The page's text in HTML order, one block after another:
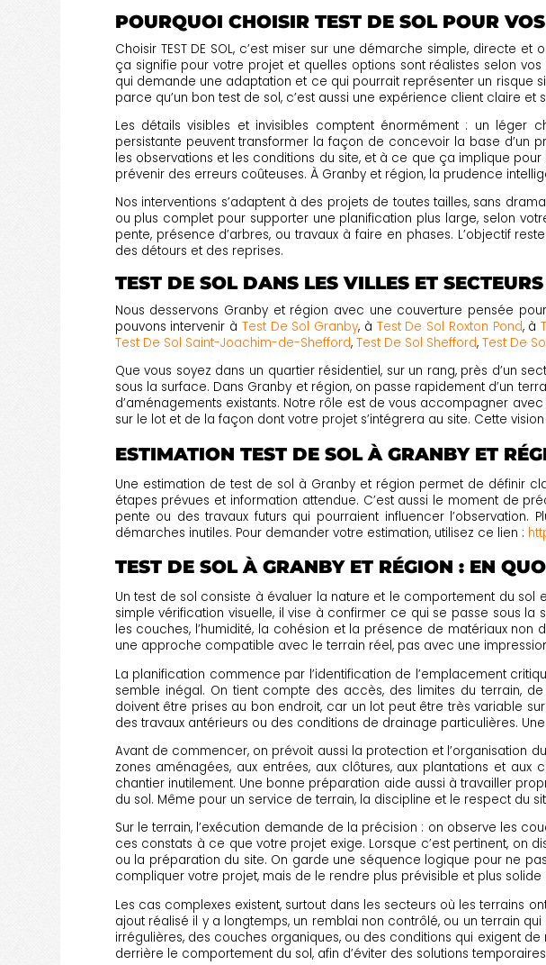
POURQUOI CHOISIR TEST DE SOL POUR
Choisir TEST DE SOL, c’est miser sur une démarche simple, directe
ça signifie pour votre projet et quelles options sont réalistes selon
qui demande une adaptation et ce qui pourrait représenter un risque
parce qu’un bon test de sol, c’est aussi une expérience client claire et
Les détails visibles et invisibles comptent énormément : un léger
persistante peuvent transformer la façon de concevoir la base d’un
les observations et les conditions du site, et à ce que ça implique
prévenir des erreurs coûteuses. À Granby et région, la prudence
Nos interventions s’adaptent à des projets de toutes tailles, sans
ou plus complet pour supporter une planification plus large, selon
pente, présence d’arbres, ou travaux à faire en phases. L’objectif
des détours et des reprises.
TEST DE SOL DANS LES VILLES ET
Nous desservons Granby et région avec une couverture pensée
pouvons intervenir à Test De Sol Granby, à Test De Sol Roxton Pond, à
Test De Sol Saint-Joachim-de-Shefford, Test De Sol Shefford, Test De
Que vous soyez dans un quartier résidentiel, sur un rang, près d’un
sous la surface. Dans Granby et région, on passe rapidement d’un
d’aménagements existants. Notre rôle est de vous accompagner
sur le lot et de la façon dont votre projet s’intégrera au site. Cette
ESTIMATION TEST DE SOL À GRANBY ET
Une estimation de test de sol à Granby et région permet de définir
étapes prévues et information attendue. C’est aussi le moment de
pente ou des travaux futurs qui pourraient influencer l’observation.
démarches inutiles. Pour demander votre estimation, utilisez ce lien :
TEST DE SOL À GRANBY ET RÉGION : EN
Un test de sol consiste à évaluer la nature et le comportement du
simple vérification visuelle, il vise à confirmer ce qui se passe sous
les couches, l’humidité, la cohésion et la présence de matériaux
une approche compatible avec le terrain réel, pas avec une
La planification commence par l’identification de l’emplacement
semble inégal. On tient compte des accès, des limites du terrain,
doivent être prises au bon endroit, car un lot peut être très variable
des travaux antérieurs ou des conditions de drainage particulières.
Avant de commencer, on prévoit aussi la protection et l’organisation
zones aménagées, aux entrées, aux clôtures, aux plantations et aux
chantier inutilement. Une bonne préparation aide aussi à travailler
du sol. Même pour un service de terrain, la discipline et le respect du
Sur le terrain, l’exécution demande de la précision : on observe les
ces constats à ce que votre projet exige. Lorsque c’est pertinent, on
ou la préparation du site. On garde une séquence logique pour ne
compliquer votre projet, mais de le rendre plus prévisible et plus
Les cas complexes existent, surtout dans les secteurs où les terrains
ajout réalisé il y a longtemps, un remblai non contrôlé, ou un terrain
irrégulières, des couches organiques, ou des conditions qui exigent
derrière le comportement du sol, afin d’éviter des solutions